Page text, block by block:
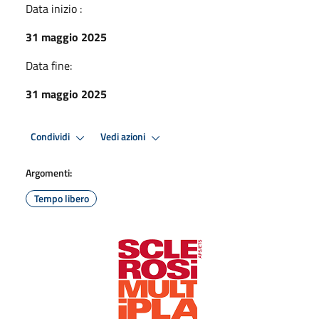
Data inizio :
31 maggio 2025
Data fine:
31 maggio 2025
Condividi Vedi azioni
Argomenti:
Tempo libero